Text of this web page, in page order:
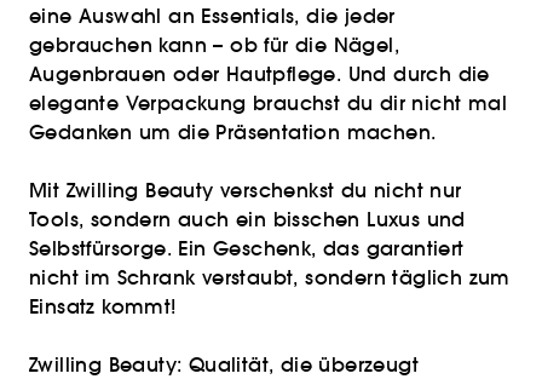
eine Auswahl an Essentials, die jeder
gebrauchen kann – ob für die Nägel,
Augenbrauen oder Hautpflege. Und durch die
elegante Verpackung brauchst du dir nicht mal
Gedanken um die Präsentation machen.
Mit Zwilling Beauty verschenkst du nicht nur
Tools, sondern auch ein bisschen Luxus und
Selbstfürsorge. Ein Geschenk, das garantiert
nicht im Schrank verstaubt, sondern täglich zum
Einsatz kommt!
Zwilling Beauty: Qualität, die überzeugt